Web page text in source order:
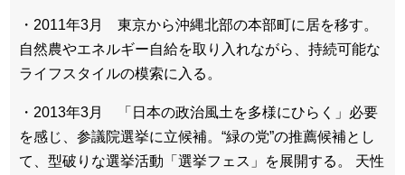
・2011年3月 東京から沖縄北部の本部町に居を移す。
自然農やエネルギー自給を取り入れながら、持続可能な
ライフスタイルの模索に入る。
・2013年3月 「日本の政治風土を多様にひらく」必要
を感じ、参議院選挙に立候補。“緑の党”の推薦候補とし
て、型破りな選挙活動「選挙フェス」を展開する。 天性